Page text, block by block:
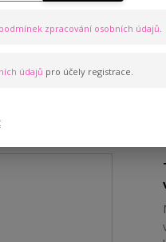
podmínek zpracování osobních údajů.
údajů pro účely registrace.